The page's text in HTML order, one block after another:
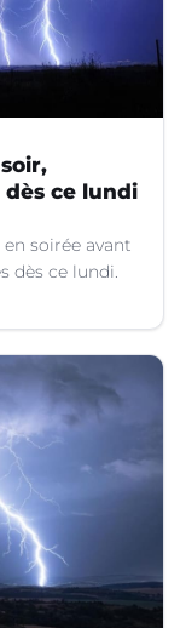
ce lundi
soirée avant
dès ce lundi.